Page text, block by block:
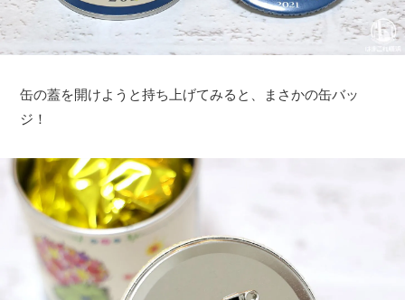
缶の蓋を開けようと持ち上げてみると、まさかの缶バッ
ジ！